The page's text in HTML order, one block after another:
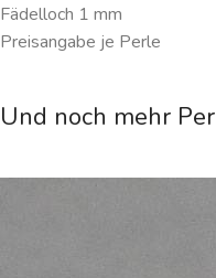
Fädelloch 1 mm
Preisangabe je Perle
Und noch mehr